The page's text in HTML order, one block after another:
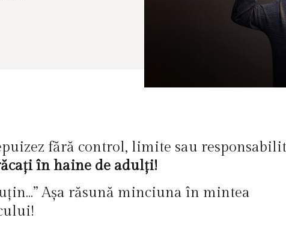
fără control, limite sau
în haine de adulți!
Așa răsună minciuna în mintea